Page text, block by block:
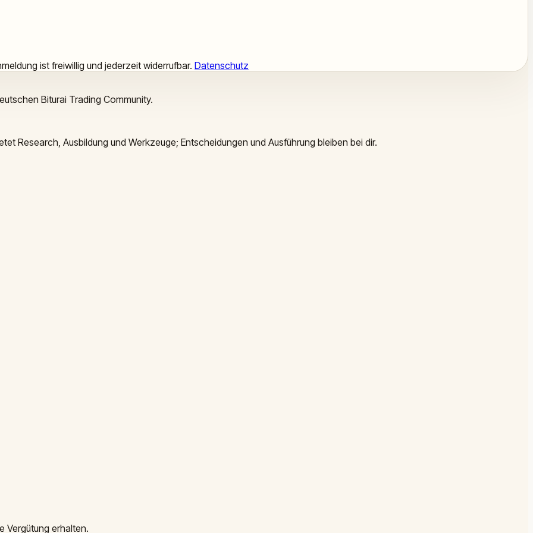
ist freiwillig und jederzeit widerrufbar. Datenschutz
Biturai Trading Community.
Research, Ausbildung und Werkzeuge; Entscheidungen und Ausführung bleiben bei dir.
Vergütung erhalten.